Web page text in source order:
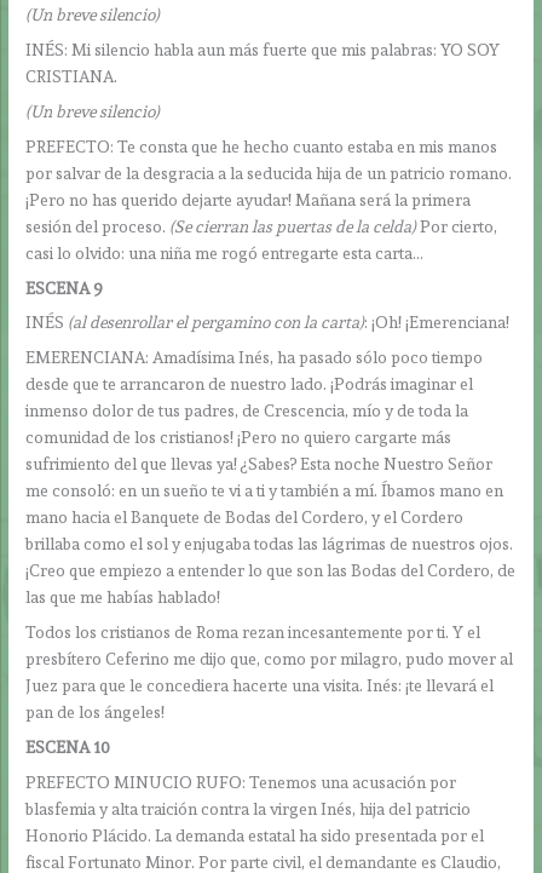
(Un breve silencio)
INÉS: Mi silencio habla aun más fuerte que mis palabras: YO SOY
CRISTIANA.
(Un breve silencio)
PREFECTO: Te consta que he hecho cuanto estaba en mis manos
por salvar de la desgracia a la seducida hija de un patricio romano.
¡Pero no has querido dejarte ayudar! Mañana será la primera
sesión del proceso. (Se cierran las puertas de la celda)Por cierto,
casi lo olvido: una niña me rogó entregarte esta carta…
ESCENA 9
INÉS (al desenrollar el pergamino con la carta): ¡Oh! ¡Emerenciana!
EMERENCIANA: Amadísima Inés, ha pasado sólo poco tiempo
desde que te arrancaron de nuestro lado. ¡Podrás imaginar el
inmenso dolor de tus padres, de Crescencia, mío y de toda la
comunidad de los cristianos! ¡Pero no quiero cargarte más
sufrimiento del que llevas ya! ¿Sabes? Esta noche Nuestro Señor
me consoló: en un sueño te vi a ti y también a mí. Íbamos mano en
mano hacia el Banquete de Bodas del Cordero, y el Cordero
brillaba como el sol y enjugaba todas las lágrimas de nuestros ojos.
¡Creo que empiezo a entender lo que son las Bodas del Cordero, de
las que me habías hablado!
Todos los cristianos de Roma rezan incesantemente por ti. Y el
presbítero Ceferino me dijo que, como por milagro, pudo mover al
Juez para que le concediera hacerte una visita. Inés: ¡te llevará el
pan de los ángeles!
ESCENA 10
PREFECTO MINUCIO RUFO: Tenemos una acusación por
blasfemia y alta traición contra la virgen Inés, hija del patricio
Honorio Plácido. La demanda estatal ha sido presentada por el
fiscal Fortunato Minor. Por parte civil, el demandante es Claudio,